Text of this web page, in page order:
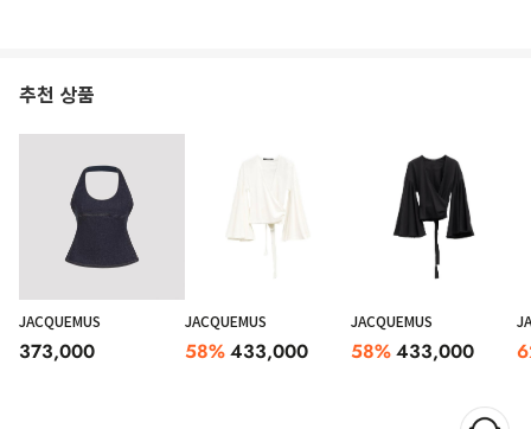
추천 상품
JACQUEMUS
373,000
JACQUEMUS
58%433,000
JACQUEMUS
58%433,000